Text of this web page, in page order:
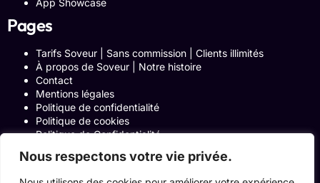
Nous respectons votre vie privée.
App Showcase
Pages
Tarifs Soveur | Sans commission | Clients illimités
À propos de Soveur | Notre histoire
Contact
Mentions légales
Politique de confidentialité
Politique de cookies
Politique de Confidentialité
Blog